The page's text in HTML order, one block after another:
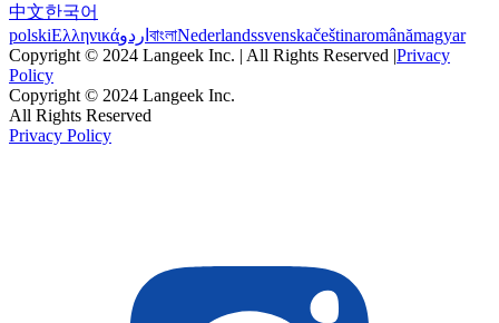
中文한국어
polskiΕλληνικάاردو বাংলাNederlandssvenskačeštinaromânămagyar
Copyright © 2024 Langeek Inc. | All Rights Reserved |Privacy
Policy
Copyright © 2024 Langeek Inc.
All Rights Reserved
Privacy Policy